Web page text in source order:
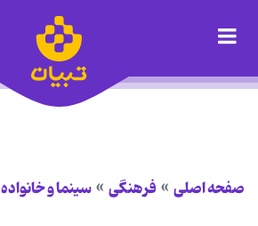
صفحه اصلی فرهنگی سینما و خانواده